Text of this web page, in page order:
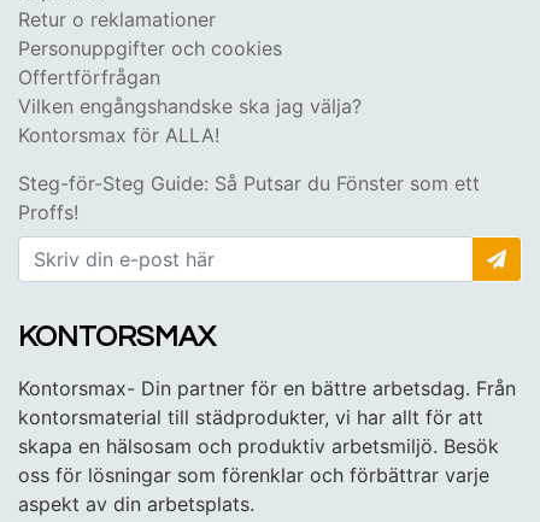
Retur o reklamationer
Personuppgifter och cookies
Offertförfrågan
Vilken engångshandske ska jag välja?
Kontorsmax för ALLA!
Steg-för-Steg Guide: Så Putsar du Fönster som ett
Proffs!
KONTORSMAX
Kontorsmax- Din partner för en bättre arbetsdag. Från
kontorsmaterial till städprodukter, vi har allt för att
skapa en hälsosam och produktiv arbetsmiljö. Besök
oss för lösningar som förenklar och förbättrar varje
aspekt av din arbetsplats.